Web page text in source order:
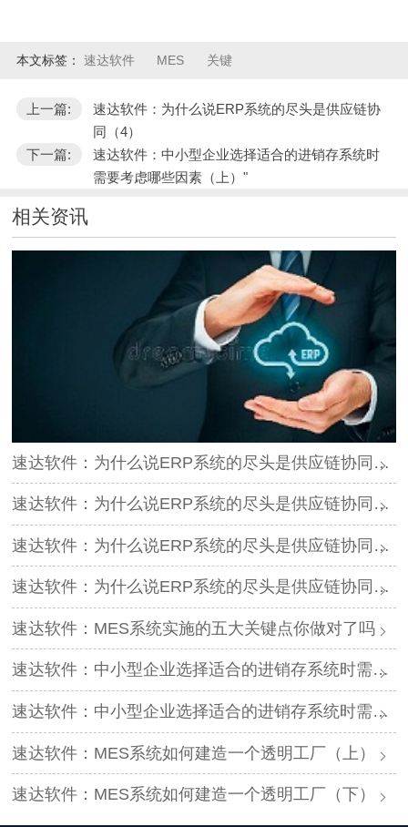
本文标签： 速达软件 MES 关键
上一篇:
速达软件：为什么说ERP系统的尽头是供应链协
同（4）
下一篇:
速达软件：中小型企业选择适合的进销存系统时
需要考虑哪些因素（上）"
相关资讯
速达软件：为什么说ERP系统的尽头是供应链协同（1）
速达软件：为什么说ERP系统的尽头是供应链协同（2）
速达软件：为什么说ERP系统的尽头是供应链协同（3）
速达软件：为什么说ERP系统的尽头是供应链协同（4）
速达软件：MES系统实施的五大关键点你做对了吗
速达软件：中小型企业选择适合的进销存系统时需要考虑哪些因素（上）
速达软件：中小型企业选择适合的进销存系统时需要考虑哪些因素（下）
速达软件：MES系统如何建造一个透明工厂（上）
速达软件：MES系统如何建造一个透明工厂（下）